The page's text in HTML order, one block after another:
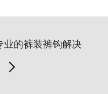
业的裤装裤钩解决